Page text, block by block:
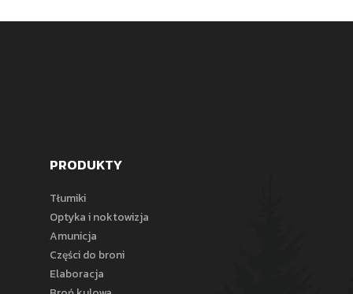
PRODUKTY
Tłumiki
Optyka i noktowizja
Amunicja
Części do broni
Elaboracja